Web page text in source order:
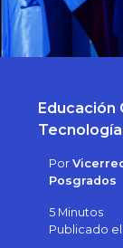
Educación
Por
Posgrados
5 Minutos
Publicado el